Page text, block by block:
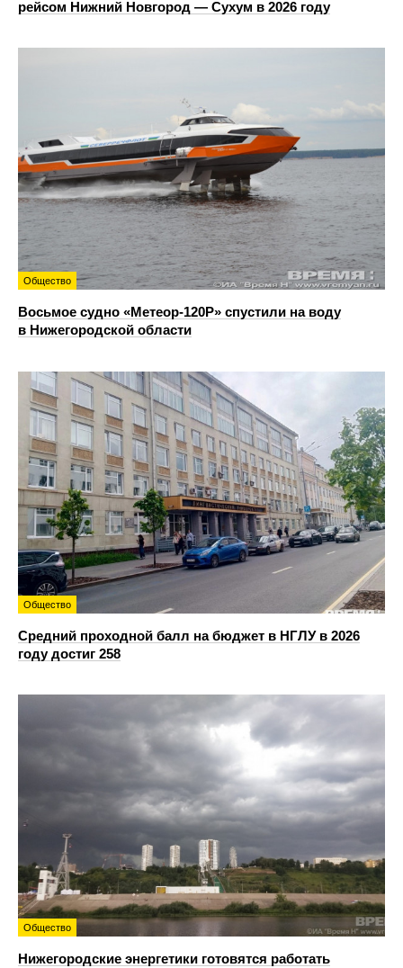
рейсом Нижний Новгород — Сухум в 2026 году
Общество
Восьмое судно «Метеор-120Р» спустили на воду
в Нижегородской области
Общество
Средний проходной балл на бюджет в НГЛУ в 2026
году достиг 258
Общество
Нижегородские энергетики готовятся работать